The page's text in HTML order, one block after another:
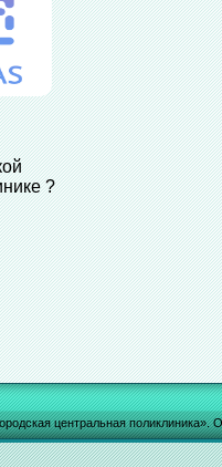
?
центральная поликлиника».